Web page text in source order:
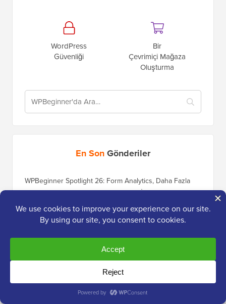
WordPress
Güvenliği
Bir
Çevrimiçi Mağaza
Oluşturma
En SonGönderiler
WPBeginner Spotlight 26: Form Analytics, Daha Fazla
Yapay Zeka Aracı ve Daha Akıllı SEO İzleme
WordPress 7.1'de Neler Var? (Özellikler ve Ekran
Görüntüleri)
Nihai WordPress Spam Koruması Kılavuzu – Adım Adım
(2026)
MCP ile Yapay Zeka Temsilcilerini WordPress'e Nasıl
Bağlarsınız (Adım Adım)